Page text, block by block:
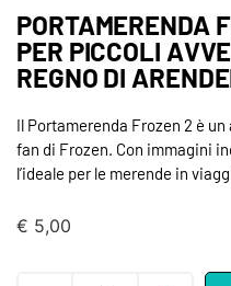
PORTAMERENDA
PER PICCOLI
REGNO DI
Il Portamerenda Frozen 2 è
fan di Frozen. Con immagini
l’ideale per le merende in
€ 5,00